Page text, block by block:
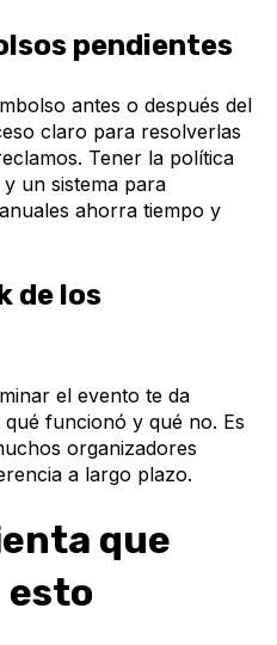
pendientes
antes o después del
claro para resolverlas
Tener la política
un sistema para
ahorra tiempo y
de los
el evento te da
funcionó y qué no. Es
organizadores
a largo plazo.
que